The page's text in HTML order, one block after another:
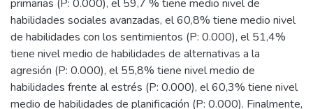
primarias (P: 0.000), el 59,7 % tiene medio nivel de
habilidades sociales avanzadas, el 60,8% tiene medio nivel
de habilidades con los sentimientos (P: 0.000), el 51,4%
tiene nivel medio de habilidades de alternativas a la
agresión (P: 0.000), el 55,8% tiene nivel medio de
habilidades frente al estrés (P: 0.000), el 60,3% tiene nivel
medio de habilidades de planificación (P: 0.000). Finalmente,